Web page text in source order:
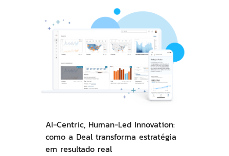
AI-Centric, Human-Led Innovation:
como a Deal transforma estratégia
em resultado real